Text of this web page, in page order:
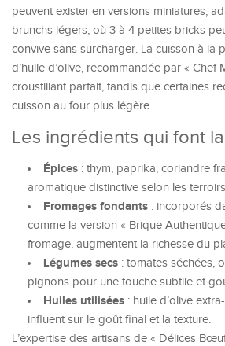
peuvent exister en versions miniatures,
brunchs légers, où 3 à 4 petites bricks
convive sans surcharger. La cuisson à la
d’huile d’olive, recommandée par « Chef
croustillant parfait, tandis que certaines
cuisson au four plus légère.
Les ingrédients qui font
Épices : thym, paprika, coriandre
aromatique distinctive selon les
Fromages fondants : incorporés
comme la version « Brique
fromage, augmentent la richesse du
Légumes secs : tomates séchées,
pignons pour une touche subtile et
Huiles utilisées : huile d’olive
influent sur le goût final et la texture.
L’expertise des artisans de « Délices